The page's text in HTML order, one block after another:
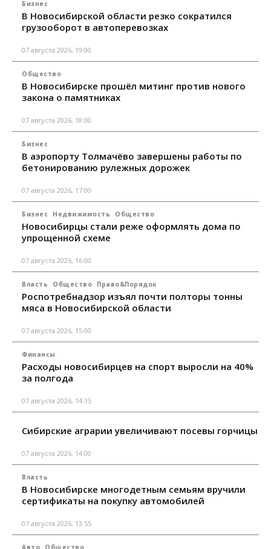
Бизнес
В Новосибирской области резко сократился
грузооборот в автоперевозках
07 августа 2026, 19:00
Общество
В Новосибирске прошёл митинг против нового
закона о памятниках
07 августа 2026, 18:00
Бизнес
В аэропорту Толмачёво завершены работы по
бетонированию рулежных дорожек
07 августа 2026, 17:00
Бизнес Недвижимость Общество
Новосибирцы стали реже оформлять дома по
упрощенной схеме
07 августа 2026, 16:00
Власть Общество Право&Порядок
Роспотребнадзор изъял почти полторы тонны
мяса в Новосибирской области
07 августа 2026, 15:00
Финансы
Расходы новосибирцев на спорт выросли на 40%
за полгода
07 августа 2026, 14:35
Сибирские аграрии увеличивают посевы горчицы
07 августа 2026, 14:00
Власть
В Новосибирске многодетным семьям вручили
сертификаты на покупку автомобилей
07 августа 2026, 13:55